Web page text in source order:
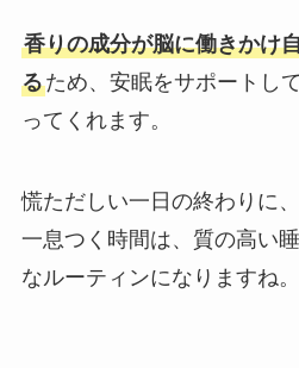
香りの成分が脳に働きかけ
るため、安眠をサポートし
ってくれます。
慌ただしい一日の終わりに
一息つく時間は、質の高い
なルーティンになりますね。